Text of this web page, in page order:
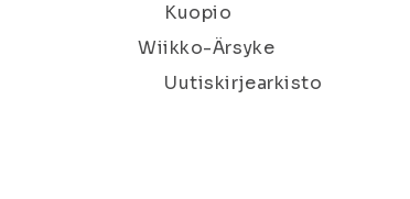
Kuopio
Wiikko-Ärsyke
Uutiskirjearkisto